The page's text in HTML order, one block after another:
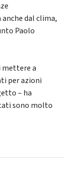
dal clima,
Paolo
mettere a
per azioni
– ha
sono molto